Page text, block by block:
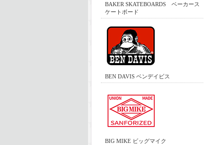
BAKER SKATEBOARDS ベーカース
ケートボード
BEN DAVIS ベンデイビス
BIG MIKE ビッグマイク